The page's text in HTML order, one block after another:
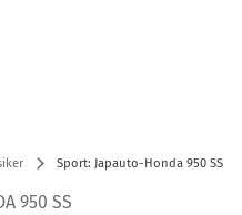
Sport: Japauto-Honda 950 SS
950 SS